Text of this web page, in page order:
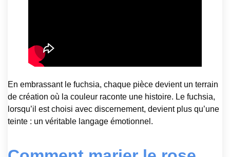
En embrassant le fuchsia, chaque pièce devient un terrain
de création où la couleur raconte une histoire. Le fuchsia,
lorsqu’il est choisi avec discernement, devient plus qu’une
teinte : un véritable langage émotionnel.